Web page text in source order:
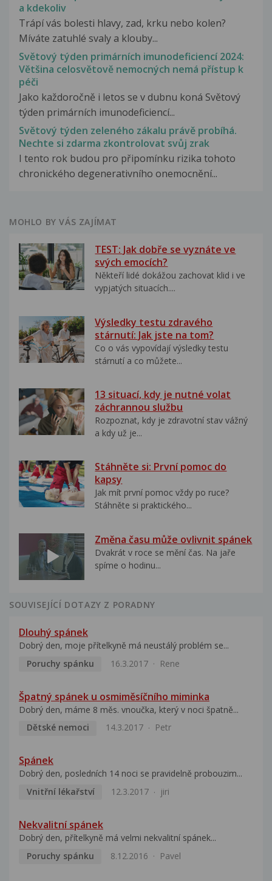
a kdekoliv
Trápí vás bolesti hlavy, zad, krku nebo kolen?
Míváte zatuhlé svaly a klouby...
Světový týden primárních imunodeficiencí 2024:
Většina celosvětově nemocných nemá přístup k
péči
Jako každoročně i letos se v dubnu koná Světový
týden primárních imunodeficiencí...
Světový týden zeleného zákalu právě probíhá.
Nechte si zdarma zkontrolovat svůj zrak
I tento rok budou pro připomínku rizika tohoto
chronického degenerativního onemocnění...
MOHLO BY VÁS ZAJÍMAT
TEST: Jak dobře se vyznáte ve
svých emocích?
Někteří lidé dokážou zachovat klid i ve
vypjatých situacích....
Výsledky testu zdravého
stárnutí: Jak jste na tom?
Co o vás vypovídají výsledky testu
stárnutí a co můžete...
13 situací, kdy je nutné volat
záchrannou službu
Rozpoznat, kdy je zdravotní stav vážný
a kdy už je...
Stáhněte si: První pomoc do
kapsy
Jak mít první pomoc vždy po ruce?
Stáhněte si praktického...
Změna času může ovlivnit spánek
Dvakrát v roce se mění čas. Na jaře
spíme o hodinu...
SOUVISEJÍCÍ DOTAZY Z PORADNY
Dlouhý spánek
Dobrý den, moje přítelkyně má neustálý problém se...
Poruchy spánku
16.3.2017 Rene
Špatný spánek u osmiměsíčního miminka
Dobrý den, máme 8 měs. vnoučka, který v noci špatně...
Dětské nemoci
14.3.2017 Petr
Spánek
Dobrý den, posledních 14 noci se pravidelně probouzim...
Vnitřní lékařství
12.3.2017 jiri
Nekvalitní spánek
Dobrý den, přítelkyně má velmi nekvalitní spánek...
Poruchy spánku
8.12.2016 Pavel